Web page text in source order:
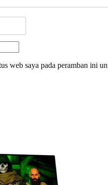
web saya pada peramban ini